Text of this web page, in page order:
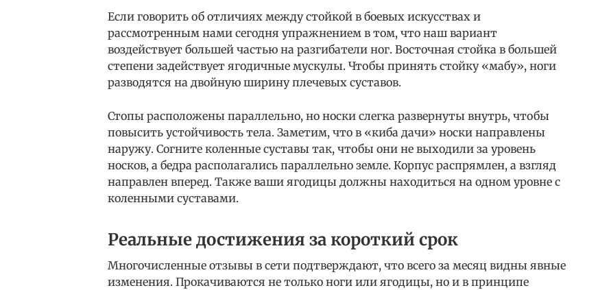
Если говорить об отличиях между стойкой в боевых искусствах и
рассмотренным нами сегодня упражнением в том, что наш вариант
воздействует большей частью на разгибатели ног. Восточная стойка в большей
степени задействует ягодичные мускулы. Чтобы принять стойку «мабу», ноги
разводятся на двойную ширину плечевых суставов.
Стопы расположены параллельно, но носки слегка развернуты внутрь, чтобы
повысить устойчивость тела. Заметим, что в «киба дачи» носки направлены
наружу. Согните коленные суставы так, чтобы они не выходили за уровень
носков, а бедра располагались параллельно земле. Корпус распрямлен, а взгляд
направлен вперед. Также ваши ягодицы должны находиться на одном уровне с
коленными суставами.
Реальные достижения за короткий срок
Многочисленные отзывы в сети подтверждают, что всего за месяц видны явные
изменения. Прокачиваются не только ноги или ягодицы, но и в принципе